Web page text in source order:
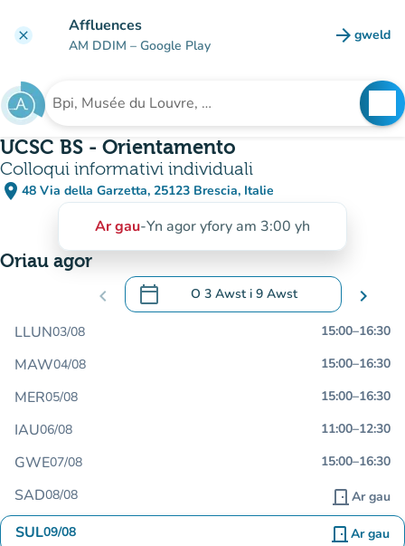
clear Affluences
AM DDIM – Google Play arrow_forward gweld
(tab
Chwilio am sefydliad
UCSC BS - Orientamento
Colloqui informativi individuali
place 48 Via della Garzetta, 25123 Brescia, Italie
(agor yn Google Maps)
(tab newydd)
Ar gau-Yn agor yfory am 3:00 yh
Oriau agor
chevron_left calendar_today O 3 Awst i 9 Awst
.Agor y calendr i newid dyddiadau chevron_right
LLUN03/08 15:00–16:30
MAW04/08 15:00–16:30
MER05/08 15:00–16:30
IAU06/08 11:00–12:30
GWE07/08 15:00–16:30
SAD08/08 door_front Ar gau
SUL09/08 door_front Ar gau